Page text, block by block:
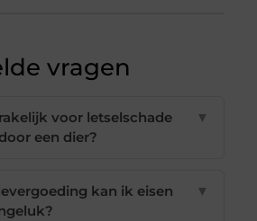
vragen
voor letselschade
een dier?
▼
kan ik eisen
▼